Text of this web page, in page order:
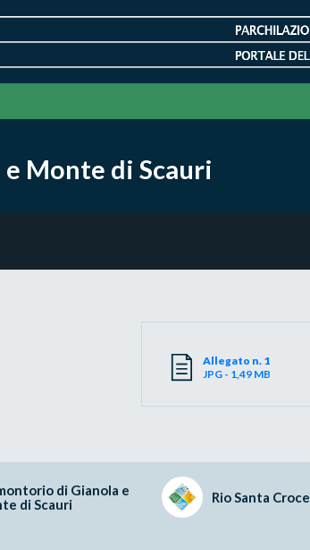
Monte di Scauri
Allegato n. 1
JPG - 1,49 MB
di Gianola e
di Scauri
Rio Santa Croce